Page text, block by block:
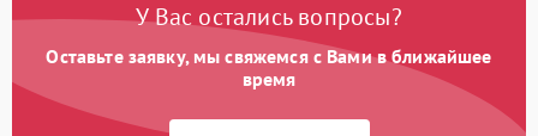
У Вас остались вопросы?
Оставьте заявку, мы свяжемся с Вами в ближайшее
время